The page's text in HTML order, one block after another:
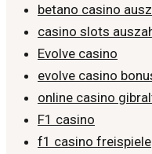
betano casino
casino slots
Evolve casino
evolve casino
online casino
F1 casino
f1 casino freispiele